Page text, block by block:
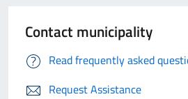
Contact municipality
Read frequently asked
Request Assistance